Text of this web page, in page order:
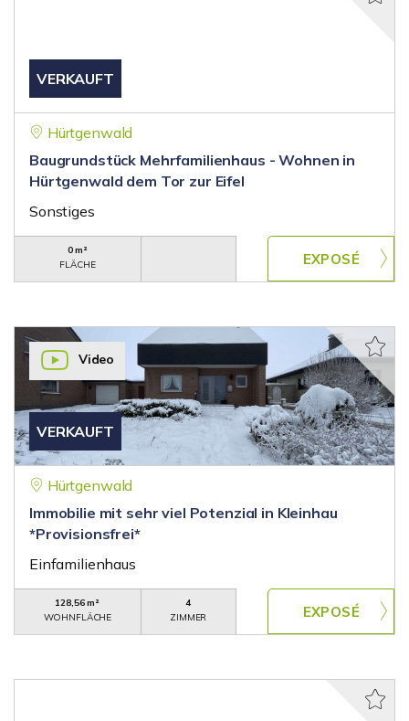
VERKAUFT
Hürtgenwald
Baugrundstück Mehrfamilienhaus - Wohnen in
Hürtgenwald dem Tor zur Eifel
Sonstiges
0 m²
FLÄCHE
VERKAUFT
Video
Hürtgenwald
Immobilie mit sehr viel Potenzial in Kleinhau
*Provisionsfrei*
Einfamilienhaus
128,56 m²
WOHNFLÄCHE
4
ZIMMER